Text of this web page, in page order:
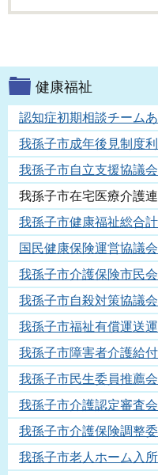
健康福祉
認知症初期相談チーム
我孫子市成年後見制度
我孫子市自立支援協議会
我孫子市在宅医療介護
我孫子市健康福祉総合
国民健康保険運営協議会
我孫子市介護保険市民
我孫子市自殺対策協議会
我孫子市福祉有償運送
我孫子市障害者介護給
我孫子市民生委員推薦会
我孫子市介護認定審査会
我孫子市介護保険調整
我孫子市老人ホーム入